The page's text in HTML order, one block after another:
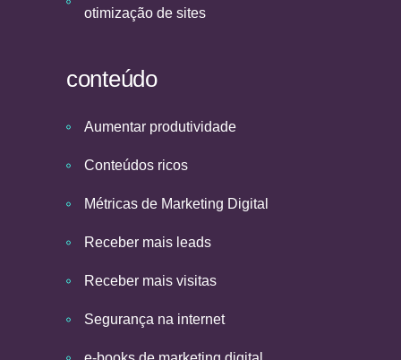
otimização de sites
conteúdo
Aumentar produtividade
Conteúdos ricos
Métricas de Marketing Digital
Receber mais leads
Receber mais visitas
Segurança na internet